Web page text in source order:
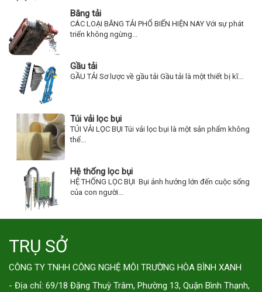
Băng tải
CÁC LOẠI BĂNG TẢI PHỔ BIẾN HIỆN NAY Với sự phát
triển không ngừng...
Gầu tải
GẦU TẢI Sơ lược về gầu tải Gầu tải là một thiết bị kĩ...
Túi vải lọc bụi
TÚI VẢI LỌC BỤI Túi vải lọc bụi là một sản phẩm không
thể...
Hệ thống lọc bụi
HỆ THỐNG LỌC BỤI Bụi ảnh hưởng lớn đến cuộc sống
của con người...
TRỤ SỞ
CÔNG TY TNHH CÔNG NGHỆ MÔI TRƯỜNG HÒA BÌNH XANH
- Địa chỉ: 69/18 Đặng Thuỳ Trâm, Phường 13, Quận Bình Thạnh,